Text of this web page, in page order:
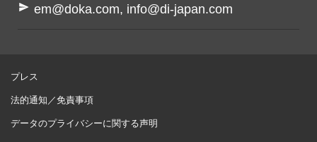
em@doka.com, info@di-japan.com
プレス
法的通知／免責事項
データのプライバシーに関する声明